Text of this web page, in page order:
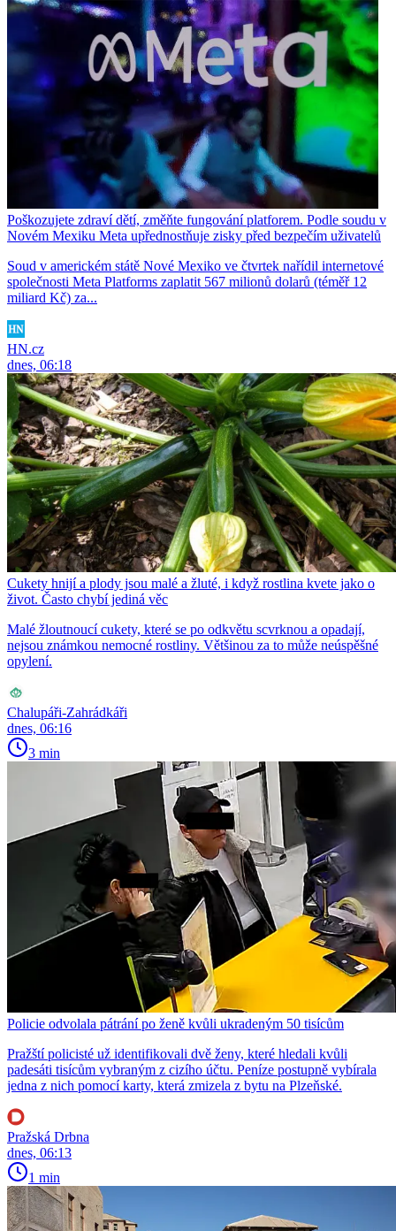
Poškozujete zdraví dětí, změňte fungování platforem. Podle soudu v
Novém Mexiku Meta upřednostňuje zisky před bezpečím uživatelů
Soud v americkém státě Nové Mexiko ve čtvrtek nařídil internetové
společnosti Meta Platforms zaplatit 567 milionů dolarů (téměř 12
miliard Kč) za...
HN.cz
dnes, 06:18
Cukety hnijí a plody jsou malé a žluté, i když rostlina kvete jako o
život. Často chybí jediná věc
Malé žloutnoucí cukety, které se po odkvětu scvrknou a opadají,
nejsou známkou nemocné rostliny. Většinou za to může neúspěšné
opylení.
Chalupáři-Zahrádkáři
dnes, 06:16
3 min
Policie odvolala pátrání po ženě kvůli ukradeným 50 tisícům
Pražští policisté už identifikovali dvě ženy, které hledali kvůli
padesáti tisícům vybraným z cizího účtu. Peníze postupně vybírala
jedna z nich pomocí karty, která zmizela z bytu na Plzeňské.
Pražská Drbna
dnes, 06:13
1 min